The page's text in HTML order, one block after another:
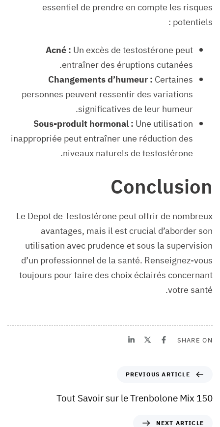
essentiel de prendre en compte les risques
potentiels :
Acné : Un excès de testostérone peut
entraîner des éruptions cutanées.
Changements d’humeur : Certaines
personnes peuvent ressentir des variations
significatives de leur humeur.
Sous-produit hormonal : Une utilisation
inappropriée peut entraîner une réduction des
niveaux naturels de testostérone.
Conclusion
Le Depot de Testostérone peut offrir de nombreux
avantages, mais il est crucial d’aborder son
utilisation avec prudence et sous la supervision
d’un professionnel de la santé. Renseignez-vous
toujours pour faire des choix éclairés concernant
votre santé.
SHARE ON
PREVIOUS ARTICLE
Tout Savoir sur le Trenbolone Mix 150
NEXT ARTICLE